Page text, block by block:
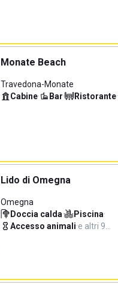
Monate Beach
Travedona-Monate
Cabine· Bar· Ristorante·
Lido di Omegna
Omegna
Doccia calda· Piscina·
Accesso animali·e altri 9…